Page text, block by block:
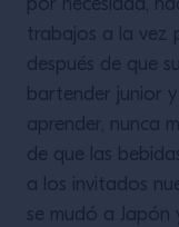
por necesidad,
trabajos a la vez
después de que
bartender junior
aprender, nunca
de que las
a los invitados
se mudó a